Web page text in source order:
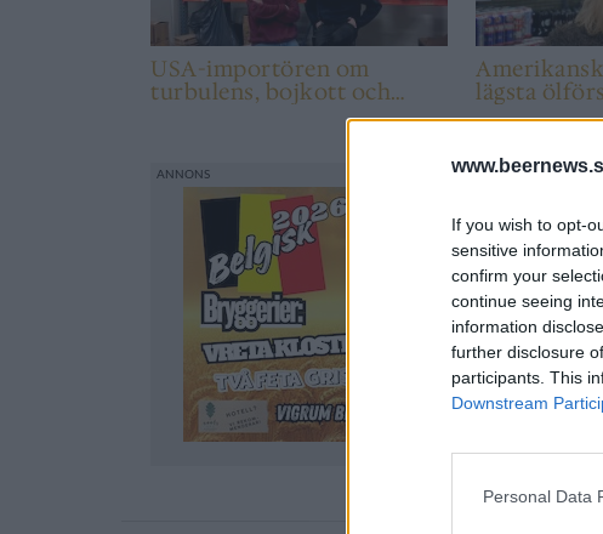
If you wish to opt-
sensitive
confirm your
continue seeing
information
further disclosure
participants. This
Downstream
Personal Data
USA-importören om
turbulens, bojkott och lägsta
år